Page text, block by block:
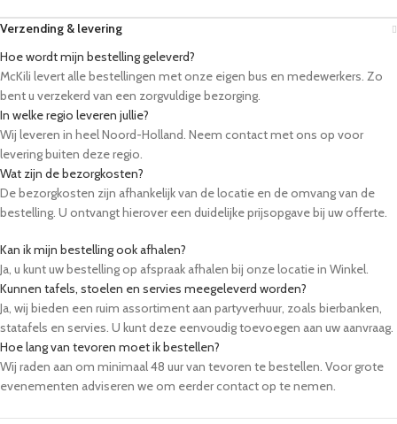
Verzending & levering
Hoe wordt mijn bestelling geleverd?
McKili levert alle bestellingen met onze eigen bus en medewerkers. Zo
bent u verzekerd van een zorgvuldige bezorging.
In welke regio leveren jullie?
Wij leveren in heel Noord-Holland. Neem contact met ons op voor
levering buiten deze regio.
Wat zijn de bezorgkosten?
De bezorgkosten zijn afhankelijk van de locatie en de omvang van de
bestelling. U ontvangt hierover een duidelijke prijsopgave bij uw offerte.
Kan ik mijn bestelling ook afhalen?
Ja, u kunt uw bestelling op afspraak afhalen bij onze locatie in Winkel.
Kunnen tafels, stoelen en servies meegeleverd worden?
Ja, wij bieden een ruim assortiment aan partyverhuur, zoals bierbanken,
statafels en servies. U kunt deze eenvoudig toevoegen aan uw aanvraag.
Hoe lang van tevoren moet ik bestellen?
Wij raden aan om minimaal 48 uur van tevoren te bestellen. Voor grote
evenementen adviseren we om eerder contact op te nemen.